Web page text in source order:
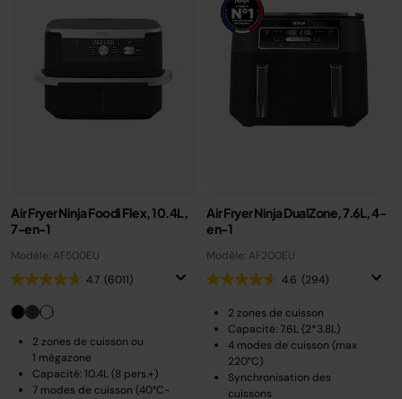
Air Fryer Ninja Foodi Flex, 10.4L,
7-en-1
Modèle: AF500EU
4.7 (6011)
2 zones de cuisson ou
1 mégazone
Capacité: 10.4L (8 pers.+)
7 modes de cuisson (40°C-
Air Fryer Ninja DualZone, 7.6L, 4-
en-1
Modèle: AF200EU
4.6 (294)
2 zones de cuisson
Capacité: 7.6L (2*3.8L)
4 modes de cuisson (max
220°C)
Synchronisation des
cuissons